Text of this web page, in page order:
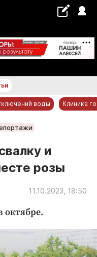
°С
воды Клиника
и
розы
11.10.2023, 18:50
октябре.